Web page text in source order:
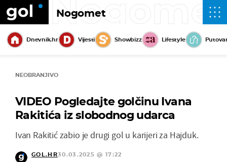
Nogomet
Dnevnik.hr Vijesti Showbizz Lifestyle
NEOBRANJIVO
VIDEO Pogledajte golčinu Ivana
Rakitića iz slobodnog udarca
Ivan Rakitić zabio je drugi gol u karijeri za Hajduk.
GOL.HR30.03.2025 @ 17:22